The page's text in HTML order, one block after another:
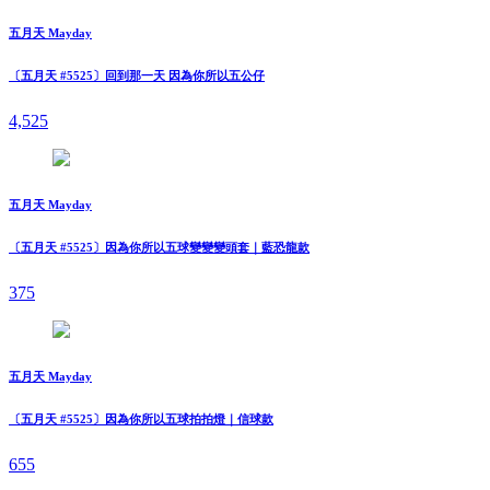
五月天 Mayday
〔五月天 #5525〕回到那一天 因為你所以五公仔
4,525
五月天 Mayday
〔五月天 #5525〕因為你所以五球變變變頭套｜藍恐龍款
375
五月天 Mayday
〔五月天 #5525〕因為你所以五球拍拍燈｜信球款
655